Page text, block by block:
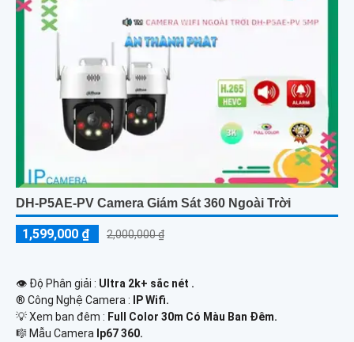
DH-P5AE-PV Camera Giám Sát 360 Ngoài Trời
1,599,000 ₫ 2,000,000 ₫
👁 Độ Phân giải : Ultra 2k+ sắc nét .
®️ Công Nghệ Camera :
IP Wifi.
💡 Xem ban đêm : Full Color 30m Có Màu Ban Ðêm.
🎼️ Mẫu Camera Ip67 360.